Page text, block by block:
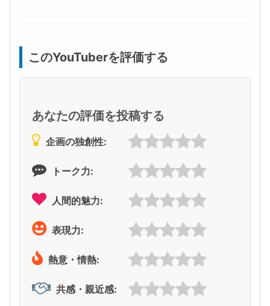
このYouTuberを評価する
あなたの評価を投稿する
企画の独創性:
トーク力:
人間的魅力:
表現力:
熱意・情熱:
共感・親近感: